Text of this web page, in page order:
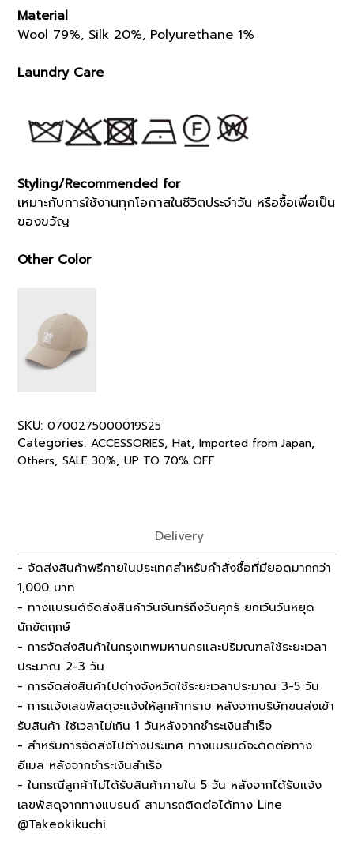
Material
Wool 79%, Silk 20%, Polyurethane 1%
Laundry Care
Styling/Recommended for
เหมาะกับการใช้งานทุกโอกาสในชีวิตประจำวัน หรือซื้อเพื่อเป็น
ของขวัญ
Other Color
SKU: 0700275000019S25
Categories: ACCESSORIES, Hat, Imported from Japan,
Others, SALE 30%, UP TO 70% OFF
Delivery
- จัดส่งสินค้าฟรีภายในประเทศสำหรับคำสั่งซื้อที่มียอดมากกว่า
1,000 บาท
- ทางแบรนด์จัดส่งสินค้าวันจันทร์ถึงวันศุกร์ ยกเว้นวันหยุด
นักขัตฤกษ์
- การจัดส่งสินค้าในกรุงเทพมหานครและปริมณฑลใช้ระยะเวลา
ประมาณ 2-3 วัน
- การจัดส่งสินค้าไปต่างจังหวัดใช้ระยะเวลาประมาณ 3-5 วัน
- การแจ้งเลขพัสดุจะแจ้งให้ลูกค้าทราบ หลังจากบริษัทขนส่งเข้า
รับสินค้า ใช้เวลาไม่เกิน 1 วันหลังจากชำระเงินสำเร็จ
- สำหรับการจัดส่งไปต่างประเทศ ทางแบรนด์จะติดต่อทาง
อีเมล หลังจากชำระเงินสำเร็จ
- ในกรณีลูกค้าไม่ได้รับสินค้าภายใน 5 วัน หลังจากได้รับแจ้ง
เลขพัสดุจากทางแบรนด์ สามารถติดต่อได้ทาง Line
@Takeokikuchi